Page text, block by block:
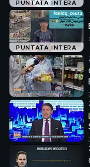
PUNTATA INTERA
PUNTATA INTERA